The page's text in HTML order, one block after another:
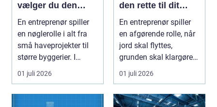
vælger du den
rette
samarbejdspartner
til dit byggeri
En entreprenør spiller
en nøglerolle i alt fra
små haveprojekter til
større byggerier. I
Nordjylland...
01 juli 2026
den rette til dit
projekt
En entreprenør spiller
en afgørende rolle, når
jord skal flyttes,
grunden skal klargøres,
eller der ...
01 juli 2026